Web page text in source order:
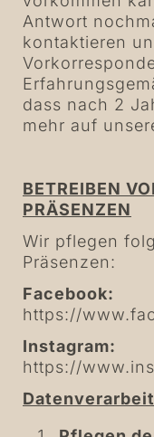
Antwort
kontaktieren
dass nach 2
mehr auf
BETREIBEN
PRÄSENZEN
Wir pflegen
Präsenzen:
Facebook:
https://
Instagram:
https://